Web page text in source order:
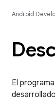
Android
El